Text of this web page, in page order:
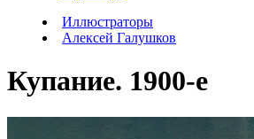
Иллюстраторы
Алексей Галушков
Купание. 1900-е